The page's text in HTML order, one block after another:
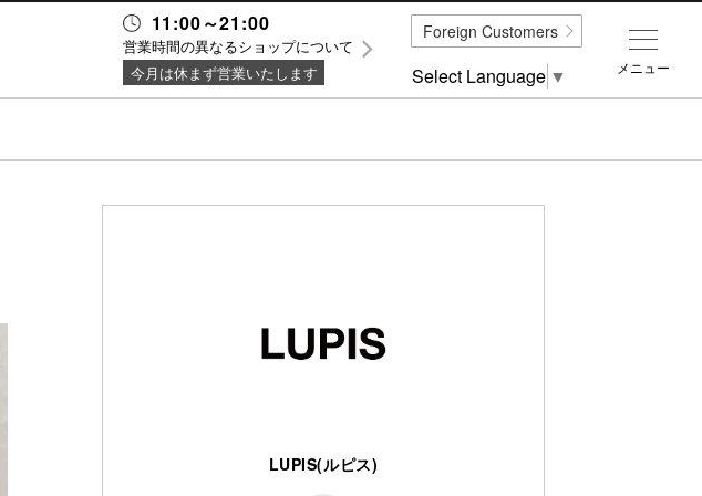
11:00～21:00
営業時間の異なるショップについて
今月は休まず営業いたします
LUPIS(ルピス)
メニュー
Foreign Customers
Select Language ▼